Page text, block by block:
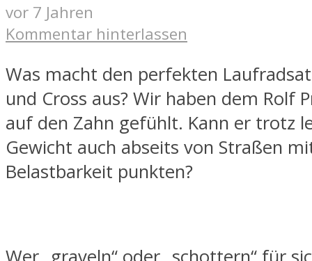
vor 7 Jahren
Kommentar hinterlassen
Was macht den perfekten
und Cross aus? Wir haben dem Rolf
auf den Zahn gefühlt. Kann er trotz
Gewicht auch abseits von Straßen
Belastbarkeit punkten?